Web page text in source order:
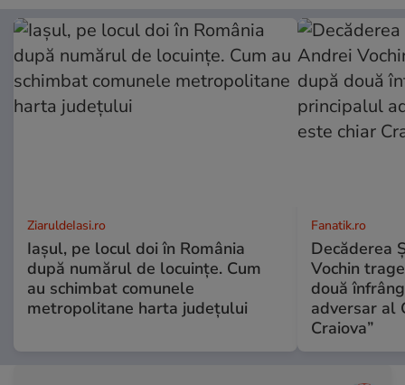
ZiaruldeIasi.ro
Iașul, pe locul doi în România
după numărul de locuințe. Cum
au schimbat comunele
metropolitane harta județului
Fanatik.ro
Decăderea
Vochin
două
adversar al
Craiova”